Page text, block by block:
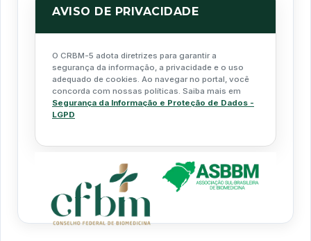
AVISO DE PRIVACIDADE
O CRBM-5 adota diretrizes para garantir a
segurança da informação, a privacidade e o uso
adequado de cookies. Ao navegar no portal, você
concorda com nossas políticas. Saiba mais em
Segurança da Informação e Proteção de Dados -
LGPD